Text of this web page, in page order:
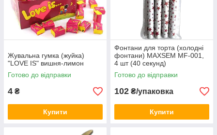
Жувальна гумка (жуйка)
"LOVE IS" вишня-лимон
Готово до відправки
4 ₴
Купити
Фонтани для торта (холодні
фонтани) MAXSEM MF-001,
4 шт (40 секунд)
Готово до відправки
102 ₴/упаковка
Купити